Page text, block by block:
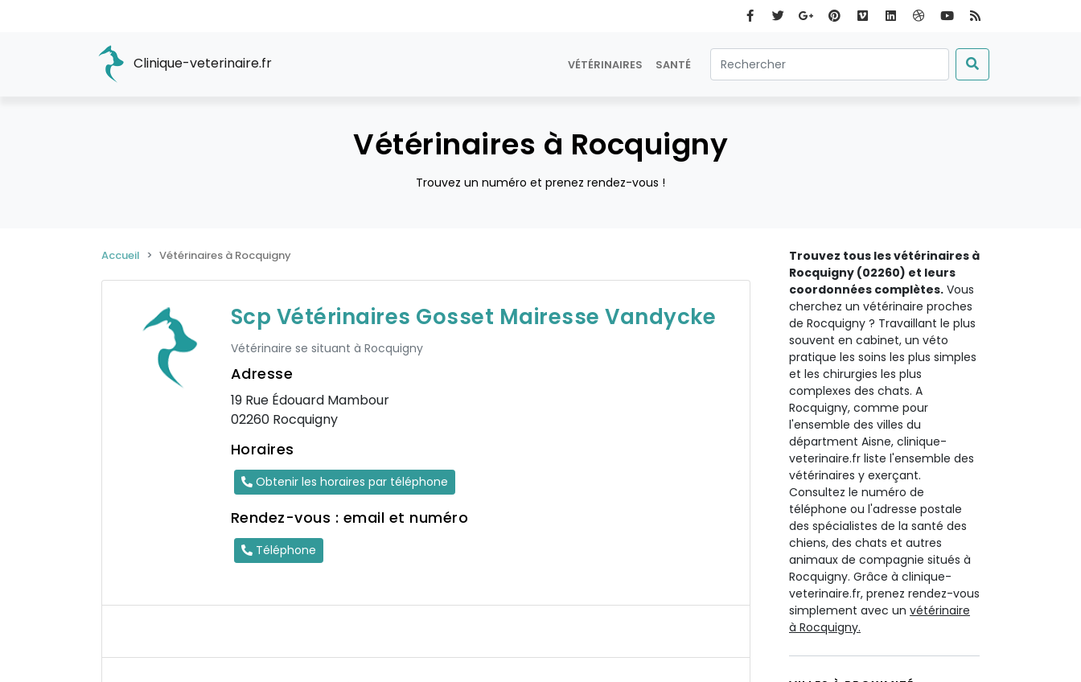
Clinique-veterinaire.fr VÉTÉRINAIRES SANTÉ
Vétérinaires à Rocquigny
Trouvez un numéro et prenez rendez-vous !
Accueil Vétérinaires à Rocquigny
Scp Vétérinaires Gosset Mairesse Vandycke
Vétérinaire se situant à Rocquigny
Adresse
19 Rue Édouard Mambour
02260 Rocquigny
Horaires
Obtenir les horaires par téléphone
Rendez-vous : email et numéro
Téléphone
Trouvez tous les vétérinaires à
Rocquigny (02260) et leurs
coordonnées complètes. Vous
cherchez un vétérinaire proches
de Rocquigny ? Travaillant le plus
souvent en cabinet, un véto
pratique les soins les plus simples
et les chirurgies les plus
complexes des chats. A
Rocquigny, comme pour
l'ensemble des villes du
départment Aisne, clinique-
veterinaire.fr liste l'ensemble des
vétérinaires y exerçant.
Consultez le numéro de
téléphone ou l'adresse postale
des spécialistes de la santé des
chiens, des chats et autres
animaux de compagnie situés à
Rocquigny. Grâce à clinique-
veterinaire.fr, prenez rendez-vous
simplement avec un vétérinaire
à Rocquigny.